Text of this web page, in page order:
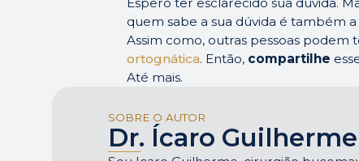
quem sabe a sua dúvida é também
Assim como, outras pessoas
ortognática. Então, compartilhe
Até mais.
SOBRE O AUTOR
Dr. Ícaro Guilherme